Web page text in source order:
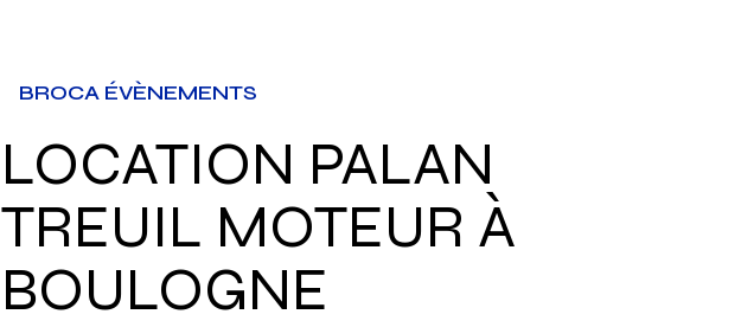
BROCA ÉVÈNEMENTS
LOCATION PALAN
TREUIL MOTEUR À
BOULOGNE